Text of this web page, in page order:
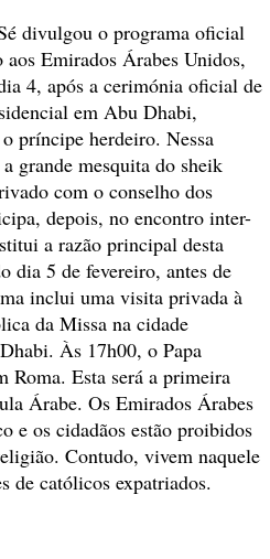
divulgou o programa oficial
Emirados Árabes Unidos,
4, após a cerimónia oficial de
em Abu Dhabi,
príncipe herdeiro. Nessa
grande mesquita do sheik
com o conselho dos
depois, no encontro inter-
a razão principal desta
dia 5 de fevereiro, antes de
inclui uma visita privada à
da Missa na cidade
Às 17h00, o Papa
Roma. Esta será a primeira
Árabe. Os Emirados Árabes
e os cidadãos estão proibidos
Contudo, vivem naquele
de católicos expatriados.